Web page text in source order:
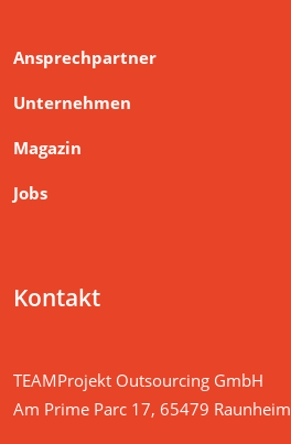
Ansprechpartner
Unternehmen
Magazin
Jobs
Kontakt
TEAMProjekt Outsourcing GmbH
Am Prime Parc 17, 65479 Raunheim